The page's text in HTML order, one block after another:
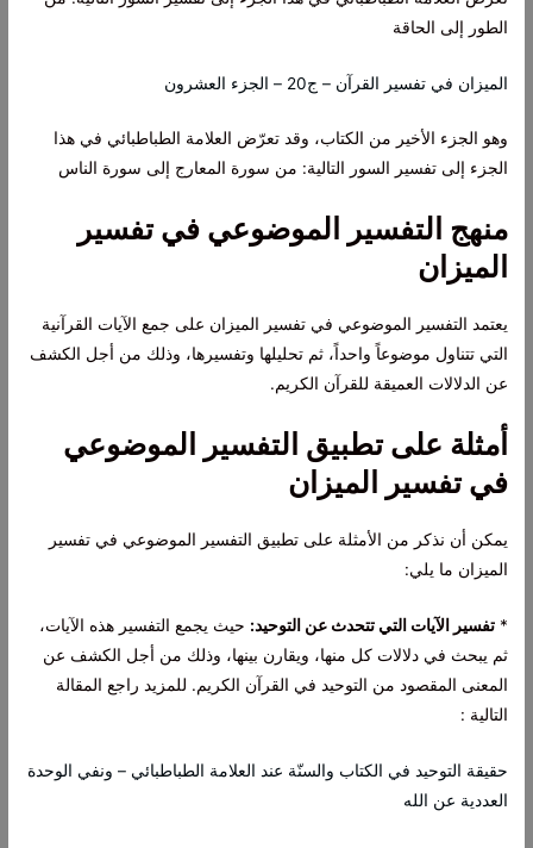
الطور إلى الحاقة
الميزان في تفسير القرآن – ج20 – الجزء العشرون
وهو الجزء الأخير من الكتاب، وقد تعرّض العلامة الطباطبائي في هذا
الجزء إلى تفسير السور التالية: من سورة المعارج إلى سورة الناس
منهج التفسير الموضوعي في تفسير
الميزان
يعتمد التفسير الموضوعي في تفسير الميزان على جمع الآيات القرآنية
التي تتناول موضوعاً واحداً، ثم تحليلها وتفسيرها، وذلك من أجل الكشف
عن الدلالات العميقة للقرآن الكريم.
أمثلة على تطبيق التفسير الموضوعي
في تفسير الميزان
يمكن أن نذكر من الأمثلة على تطبيق التفسير الموضوعي في تفسير
الميزان ما يلي:
*تفسير الآيات التي تتحدث عن التوحيد: حيث يجمع التفسير هذه الآيات،
ثم يبحث في دلالات كل منها، ويقارن بينها، وذلك من أجل الكشف عن
المعنى المقصود من التوحيد في القرآن الكريم. للمزيد راجع المقالة
التالية :
حقيقة التوحيد في الكتاب والسنّة عند العلامة الطباطبائي – ونفي الوحدة
العددية عن الله